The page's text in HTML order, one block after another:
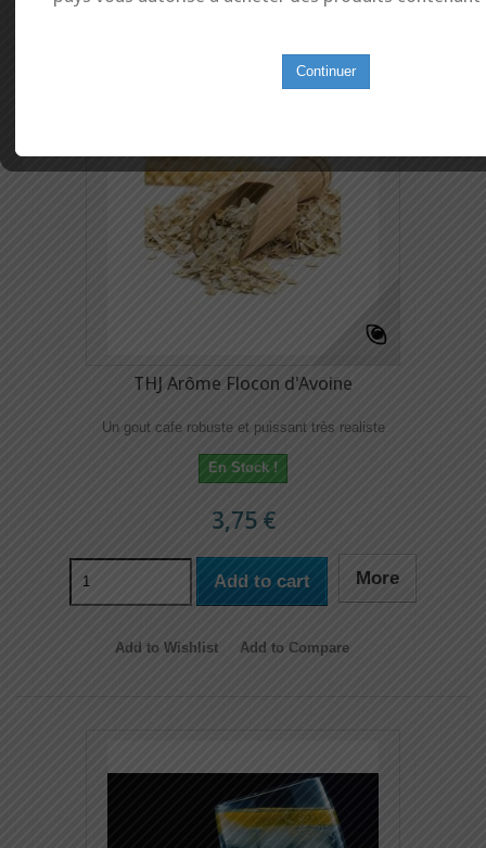
THJ Arôme Flocon d'Avoine
Un gout cafe robuste et puissant très realiste
En Stock !
3,75 €
Add to cart More
Add to Wishlist Add to Compare
Continuer